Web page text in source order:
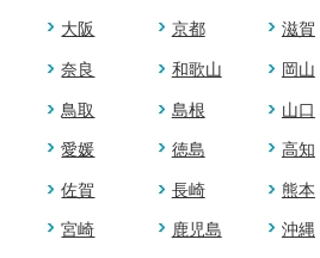
大阪 京都 滋賀
奈良 和歌山 岡山
鳥取 島根 山口
愛媛 徳島 高知
佐賀 長崎 熊本
宮崎 鹿児島 沖縄